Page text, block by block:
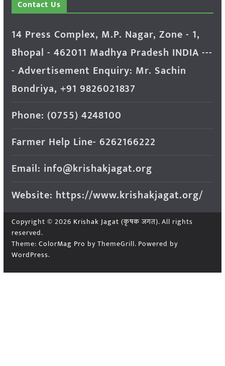
Contact Us
14 Press Complex, M.P. Nagar, Zone - 1,
Bhopal - 462011 Madhya Pradesh INDIA ---
- Advertisement Enquiry: Mr. Sachin
Bondriya, +91 9826021837
Phone: (0755) 4248100
Farmer Help Line- 6262166222
Email: info@krishakjagat.org
Website: https://www.krishakjagat.org/
Copyright © 2026 Krishak Jagat (कृषक जगत). All rights
reserved.
Theme: ColorMag Pro by ThemeGrill. Powered by
WordPress.